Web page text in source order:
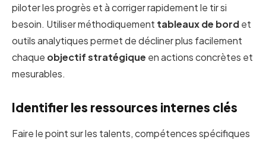
piloter les progrès et à corriger rapidement le tir si
besoin. Utiliser méthodiquement tableaux de bordet
outils analytiques permet de décliner plus facilement
chaque objectif stratégique en actions concrètes et
mesurables.
Identifier les ressources internes clés
Faire le point sur les talents, compétences spécifiques